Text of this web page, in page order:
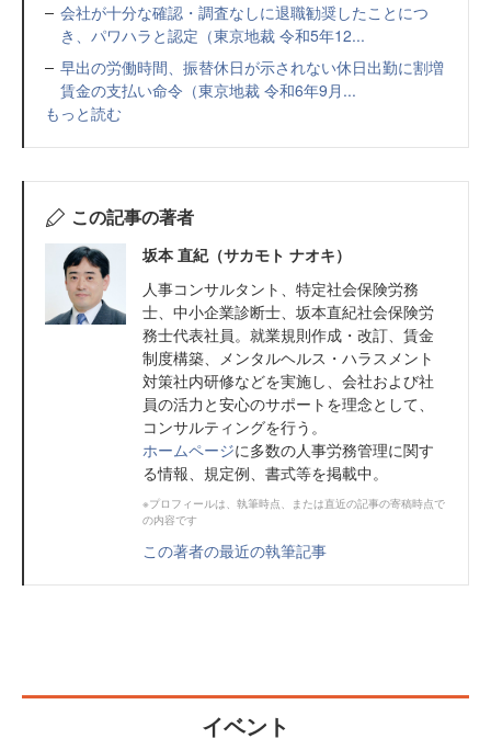
会社が十分な確認・調査なしに退職勧奨したことにつ
き、パワハラと認定（東京地裁 令和5年12...
早出の労働時間、振替休日が示されない休日出勤に割増
賃金の支払い命令（東京地裁 令和6年9月...
もっと読む
この記事の著者
坂本 直紀（サカモト ナオキ）
人事コンサルタント、特定社会保険労務
士、中小企業診断士、坂本直紀社会保険労
務士代表社員。就業規則作成・改訂、賃金
制度構築、メンタルヘルス・ハラスメント
対策社内研修などを実施し、会社および社
員の活力と安心のサポートを理念として、
コンサルティングを行う。
ホームページに多数の人事労務管理に関す
る情報、規定例、書式等を掲載中。
※プロフィールは、執筆時点、または直近の記事の寄稿時点で
の内容です
この著者の最近の執筆記事
イベント